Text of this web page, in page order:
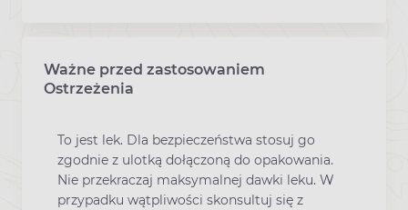
Ważne przed zastosowaniem
Ostrzeżenia
To jest lek. Dla bezpieczeństwa stosuj go
zgodnie z ulotką dołączoną do opakowania.
Nie przekraczaj maksymalnej dawki leku. W
przypadku wątpliwości skonsultuj się z